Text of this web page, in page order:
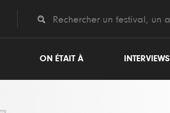
ON ÉTAIT À INTERVIEWS